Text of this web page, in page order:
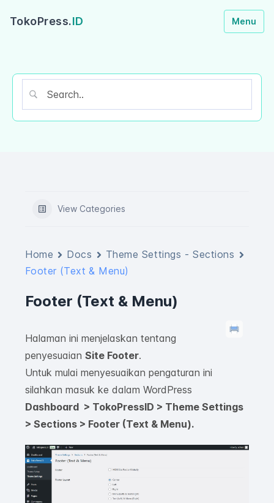
View Categories
Home Docs
Theme Settings - Sections
Footer (Text & Menu)
Footer (Text & Menu)
Halaman ini menjelaskan tentang
penyesuaian Site Footer.
Untuk mulai menyesuaikan pengaturan ini
silahkan masuk ke dalam WordPress
Dashboard > TokoPressID > Theme Settings
> Sections > Footer (Text & Menu).
TokoPress.ID Menu